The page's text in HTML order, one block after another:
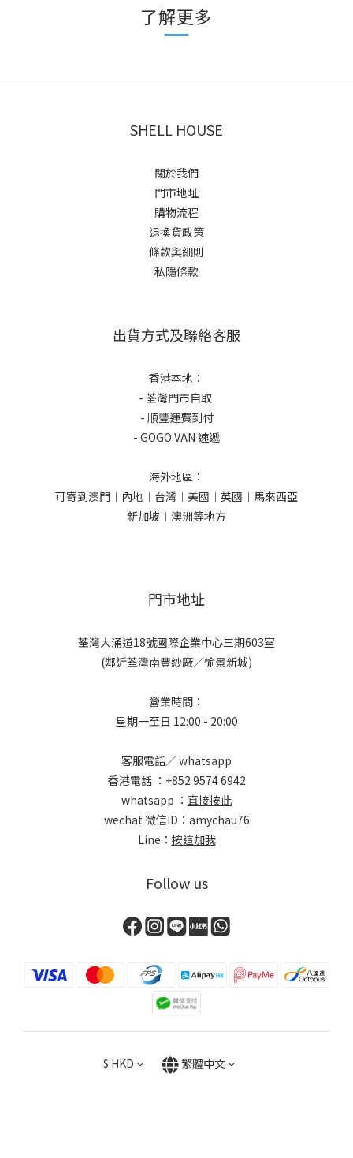
了解更多
SHELL HOUSE
關於我們
門市地址
購物流程
退換貨政策
條款與細則
私隱條款
出貨方式及聯絡客服
香港本地：
- 荃灣門市自取
- 順豐運費到付
- GOGO VAN 速遞
海外地區：
可寄到澳門︱內地︱台灣︱美國︱英國︱馬來西亞
新加坡︱澳洲等地方
門市地址
荃灣大涌道18號國際企業中心三期603室
(鄰近荃灣南豐紗廠／愉景新城)
營業時間：
星期一至日 12:00 - 20:00
客服電話／ whatsapp
香港電話 ：+852 9574 6942
whatsapp ： 直接按此
wechat 微信ID：amychau76
Line： 按這加我
Follow us
$ HKD 繁體中文